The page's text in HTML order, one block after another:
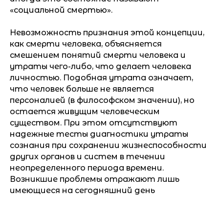
«социальной смертью».
Невозможность признания этой концепции,
как смерти человека, объясняется
смешением понятий смерти человека и
утраты чего-либо, что делает человека
личностью. Подобная утрата означает,
что человек больше не является
персоналией (в философском значении), но
остается живущим человеческим
существом. При этом отсутствуют
надежные тесты диагностики утраты
сознания при сохранении жизнеспособности
других органов и систем в течении
неопределенного периода времени.
Возникшие проблемы отражают лишь
имеющиеся на сегодняшний день